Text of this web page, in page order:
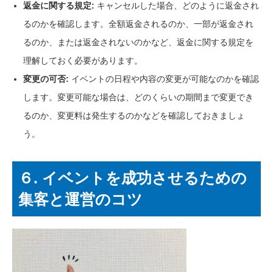
返金に関する規定: キャンセルした場合、どのように返金され
るのかを確認します。全額返金されるのか、一部が返金され
るのか、または返金されないのかなど、返金に関する規定を
理解しておく必要があります。
変更の可否: イベントの日程や内容の変更が可能なのかを確認
します。変更可能な場合は、どのくらいの期間まで変更でき
るのか、変更料は発生するのかなどを確認しておきましょ
う。
６. イベントを成功させるための
集客と運営のコツ